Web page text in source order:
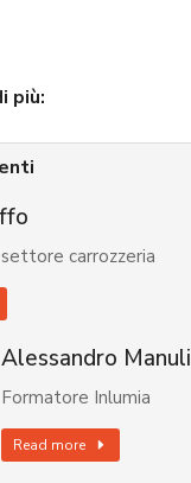
più:
carrozzeria
Alessandro Manuli
Formatore Inlumia
Read more